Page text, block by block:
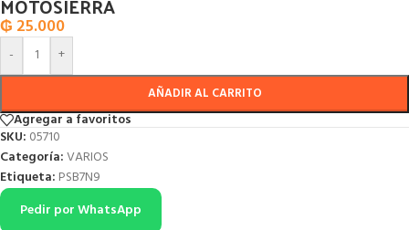
₲ 25.000
- +
AÑADIR AL CARRITO
Agregar a favoritos
SKU: 05710
Categoría:VARIOS
Etiqueta: PSB7N9
Pedir por WhatsApp